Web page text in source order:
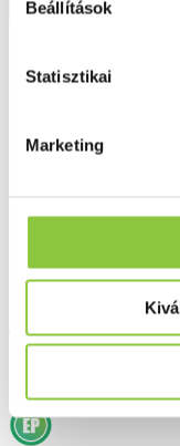
Beállítások
Statisztikai
Marketing
Pedex